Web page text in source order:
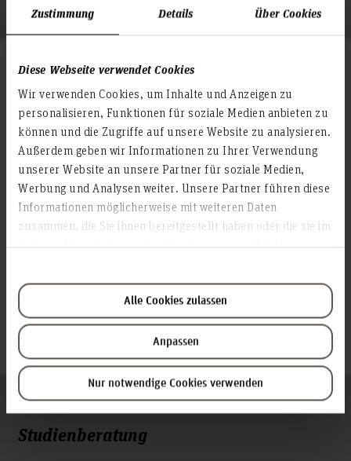
Zustimmung Details Über Cookies
Diese Webseite verwendet Cookies
Wir verwenden Cookies, um Inhalte und Anzeigen zu
personalisieren, Funktionen für soziale Medien anbieten zu
können und die Zugriffe auf unsere Website zu analysieren.
Außerdem geben wir Informationen zu Ihrer Verwendung
unserer Website an unsere Partner für soziale Medien,
Werbung und Analysen weiter. Unsere Partner führen diese
Informationen möglicherweise mit weiteren Daten
zusammen, die Sie ihnen bereitgestellt haben oder die sie im
Alle Cookies zulassen
Anpassen
Nur notwendige Cookies verwenden
Fachschaften der HsH
Ein Fachschaftsrat ist die Interessenvertretung der
Studierenden einer Fakultät oder eines Fachbereichs. Die
Fachschaftsräte mit ihren Referentinnen und Referenten sind
vollziehende Organe auf Fakultätsebene.
Fakultät I – Elektro- und Informationstechnik
Fakultät II – Maschinenbau und Bioverfahrenstechnik
Fakultät IV – Wirtschaft und Informatik
Fakultät V – Diakonie, Gesundheit und Soziales
© Dennis Siebert
Studienberatung